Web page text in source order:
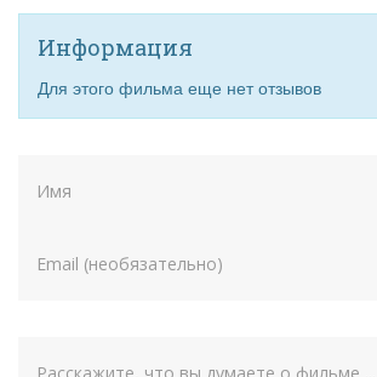
Информация
Для этого фильма еще нет отзывов